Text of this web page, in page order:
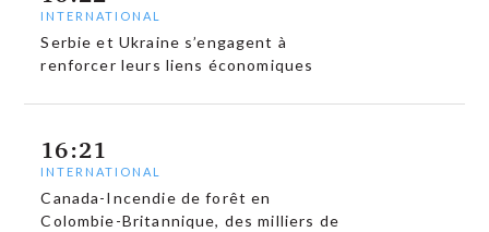
INTERNATIONAL
Serbie et Ukraine s’engagent à
renforcer leurs liens économiques
16:21
INTERNATIONAL
Canada-Incendie de forêt en
Colombie-Britannique, des milliers de